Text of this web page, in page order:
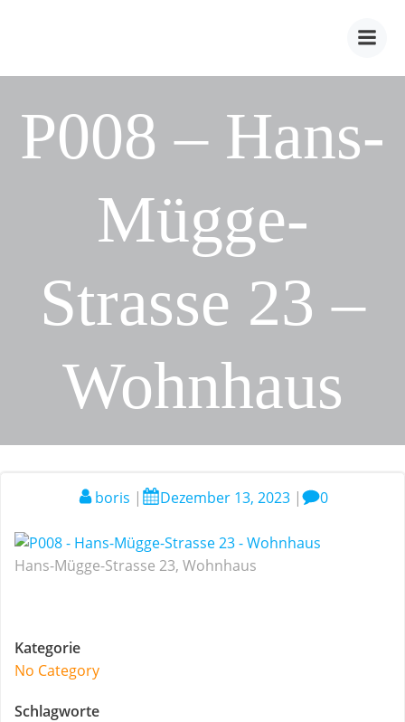
P008 – Hans-
Mügge-
Strasse 23 –
Wohnhaus
boris | Dezember 13, 2023 | 0
Hans-Mügge-Strasse 23, Wohnhaus
Kategorie
No Category
Schlagworte